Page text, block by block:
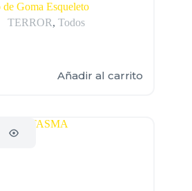
de Goma Esqueleto
TERROR,Todos
Añadir al carrito